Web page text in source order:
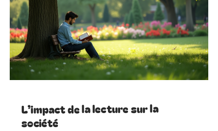
L’impact de la lecture sur la
société